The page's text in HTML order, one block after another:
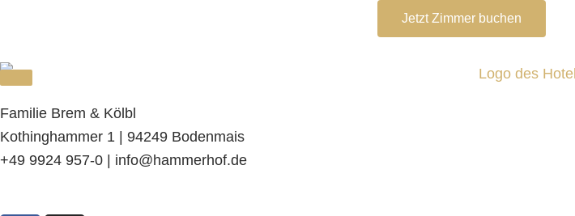
Jetzt Zimmer buchen
Familie Brem & Kölbl
Kothinghammer 1 | 94249 Bodenmais
+49 9924 957-0 | info@hammerhof.de